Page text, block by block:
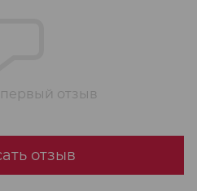
отзыв
отзыв